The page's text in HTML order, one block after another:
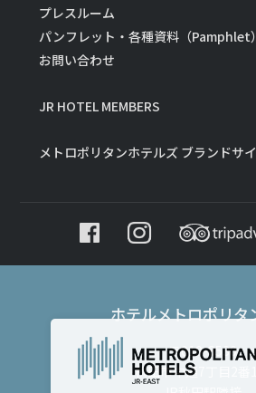
プレスルーム
パンフレット・各種資料（Pamphlet）
お問い合わせ
JR HOTEL MEMBERS
メトロポリタンホテルズ ブランドサ
ホテルメトロポリタ
〒010-8530
秋田市中通7丁目2番1